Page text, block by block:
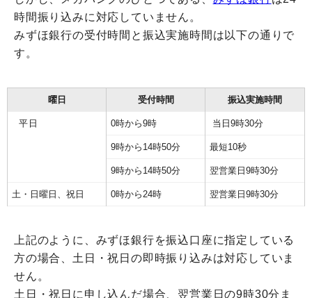
時間振り込みに対応していません。
みずほ銀行の受付時間と振込実施時間は以下の通りで
す。
曜日 受付時間 振込実施時間
平日 0時から9時 当日9時30分
9時から14時50分 最短10秒
9時から14時50分 翌営業日9時30分
土・日曜日、祝日 0時から24時 翌営業日9時30分
上記のように、みずほ銀行を振込口座に指定している
方の場合、土日・祝日の即時振り込みは対応していま
せん。
土日・祝日に申し込んだ場合、翌営業日の9時30分ま